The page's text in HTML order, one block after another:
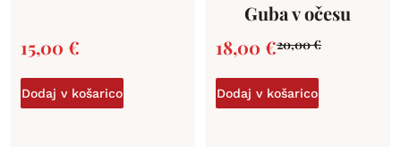
15,00 €
Dodaj v košarico
Guba v očesu
20,00€
18,00 €
Dodaj v košarico